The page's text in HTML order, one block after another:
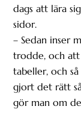
dags att lära
sidor.
– Sedan inser
trodde, och
tabeller, och
gjort det rätt
gör man om